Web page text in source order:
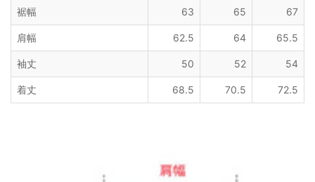
裾幅 63 65 67
肩幅 62.5 64 65.5
袖丈 50 52 54
着丈 68.5 70.5 72.5